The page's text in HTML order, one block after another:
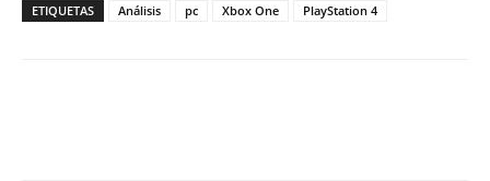
ETIQUETAS Análisis pc Xbox One PlayStation 4